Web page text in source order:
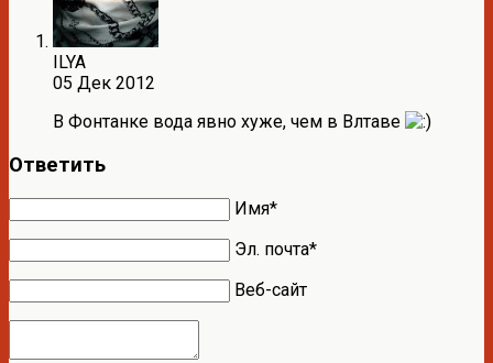
ILYA
05 Дек 2012
В Фонтанке вода явно хуже, чем в Влтаве
Ответить
Имя*
Эл. почта*
Веб-сайт